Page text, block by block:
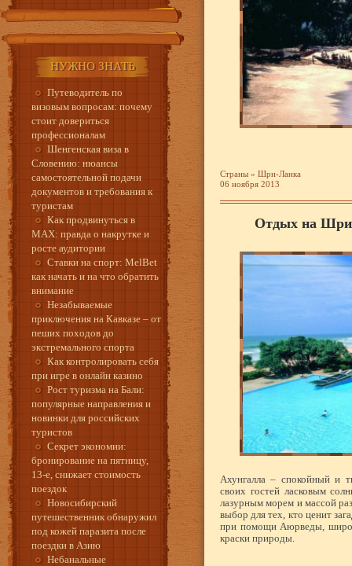
НУЖНО ЗНАТЬ
Путеводитель по
визовым вопросам: почему
стоит довериться
профессионалам
Шенгенская виза в
Словению: нюансы
самостоятельной подачи
документов и требования к
туристам
Как продвинуться в
MAX: правда о накрутке и
росте аудитории
Ставки на спорт: MelBet
как начать и на что обратить
внимание
Незабываемые
приключения на Кавказе – от
пеших походов до
экстремального спорта
Как контролировать себя
при игре в онлайн казино
Рост туризма на Бали:
популярные направления и
новинки для российских
туристов
Секрет экономии:
бронирование на пятницу,
13-е, снижает стоимость
поездок
Новосибирский
путешественник обнаружил
под кожей паразита после
поездки в Азию
Небанальные
Страны » Шри-Ланка
06 ноября 2013
Отдых на Шри-
Ахунгалла – спокойный и
своих гостей ласковым
лазурным морем и массой
выбор для тех, кто ценит
при помощи Аюрведы,
краски природы.